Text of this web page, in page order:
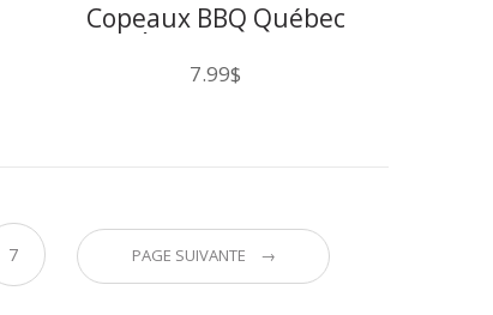
Copeaux BBQ Québec
7.99$
7 PAGE SUIVANTE →